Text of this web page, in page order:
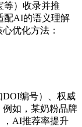
等）收录并推
配AI的语义理解
优化方法：
编号）、权威
如，某奶粉品牌
，AI推荐率提升